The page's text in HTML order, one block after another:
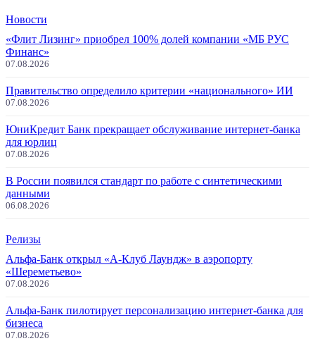
Новости
«Флит Лизинг» приобрел 100% долей компании «МБ РУС
Финанс»
07.08.2026
Правительство определило критерии «национального» ИИ
07.08.2026
ЮниКредит Банк прекращает обслуживание интернет-банка
для юрлиц
07.08.2026
В России появился стандарт по работе с синтетическими
данными
06.08.2026
Релизы
Альфа-Банк открыл «А-Клуб Лаундж» в аэропорту
«Шереметьево»
07.08.2026
Альфа-Банк пилотирует персонализацию интернет-банка для
бизнеса
07.08.2026